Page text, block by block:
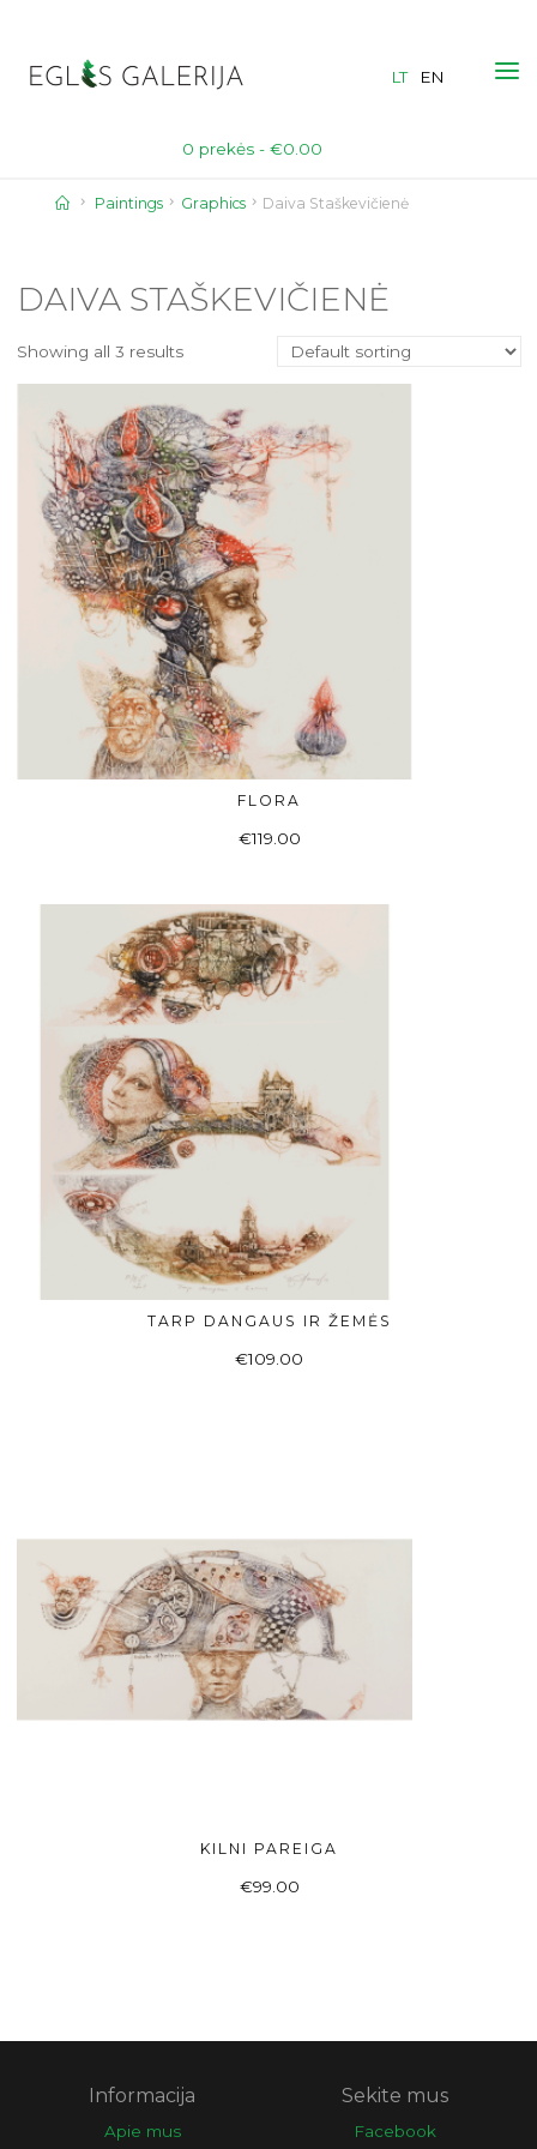
content
0 prekės - €0.00
LT EN
Home
Paintings Graphics Daiva Staškevičienė
DAIVA STAŠKEVIČIENĖ
Showing all 3 results
ADD TO BASKET
FLORA
€119.00
ADD TO BASKET
TARP DANGAUS IR ŽEMĖS
€109.00
ADD TO BASKET
KILNI PAREIGA
€99.00
Informacija
Apie mus
Sekite mus
Facebook